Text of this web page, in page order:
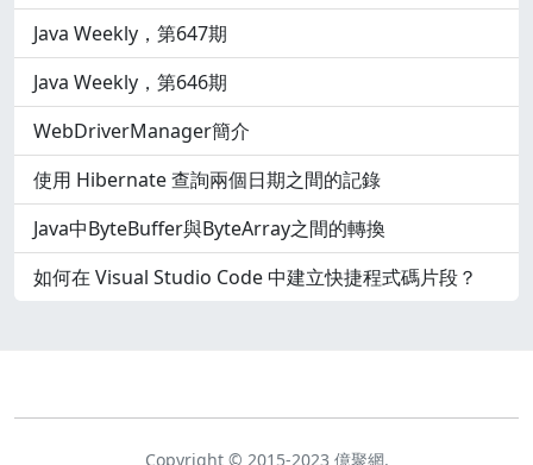
Java Weekly，第647期
Java Weekly，第646期
WebDriverManager簡介
使用 Hibernate 查詢兩個日期之間的記錄
Java中ByteBuffer與ByteArray之間的轉換
如何在 Visual Studio Code 中建立快捷程式碼片段？
Copyright © 2015-2023 億聚網.